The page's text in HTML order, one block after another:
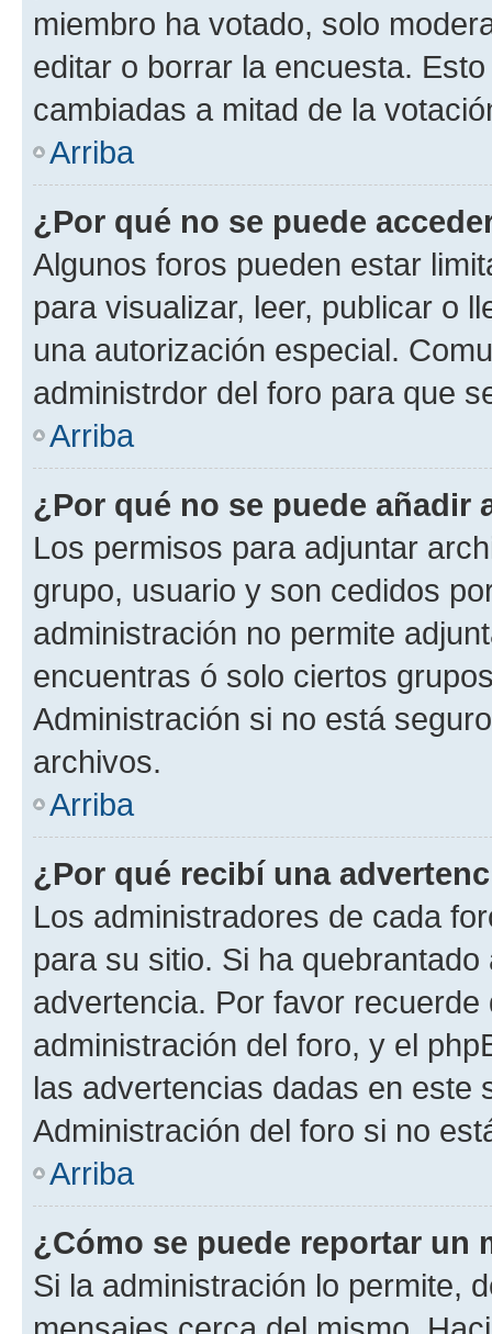
miembro ha votado, solo
editar o borrar la encuesta.
cambiadas a mitad de la
Arriba
¿Por qué no se puede
Algunos foros pueden estar
para visualizar, leer, publicar o
una autorización especial.
administrdor del foro para que
Arriba
¿Por qué no se puede añadir
Los permisos para adjuntar
grupo, usuario y son cedidos
administración no permite
encuentras ó solo ciertos
Administración si no está
archivos.
Arriba
¿Por qué recibí una
Los administradores de cada
para su sitio. Si ha
advertencia. Por favor
administración del foro, y el
las advertencias dadas en este
Administración del foro si no
Arriba
¿Cómo se puede reportar un
Si la administración lo permite,